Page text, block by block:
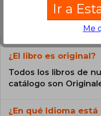
Preguntas
¿El libro es original?
Todos los libros de
catálogo son
¿En qué Idioma
Ir a
Me